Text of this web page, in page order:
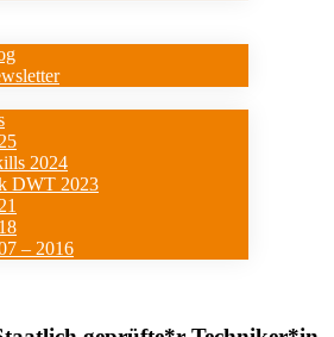
2024
DWT 2023
– 2016